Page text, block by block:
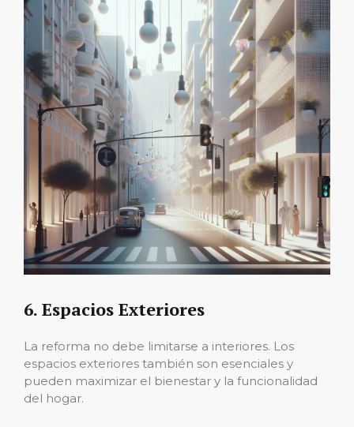
6. Espacios Exteriores
La reforma no debe limitarse a interiores. Los
espacios exteriores también son esenciales y
pueden maximizar el bienestar y la funcionalidad
del hogar.